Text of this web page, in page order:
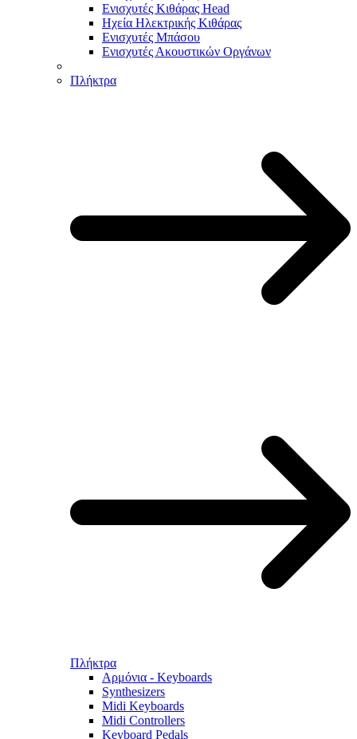
Ενισχυτές Κιθάρας Head
Ηχεία Ηλεκτρικής Κιθάρας
Ενισχυτές Μπάσου
Ενισχυτές Ακουστικών Οργάνων
Πλήκτρα
Πλήκτρα
Αρμόνια - Keyboards
Synthesizers
Midi Keyboards
Midi Controllers
Keyboard Pedals